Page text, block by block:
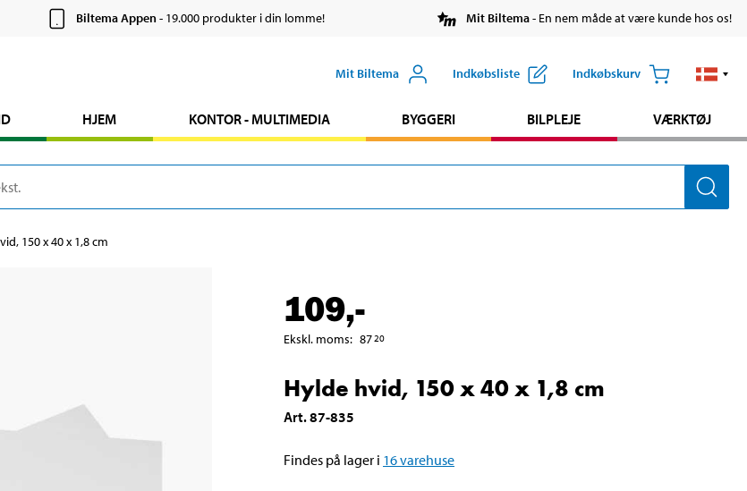
Biltema Appen- 19.000 produkter i din lomme! Mit Biltema- En nem måde at være kunde hos os!
Mit Biltema Indkøbsliste Indkøbskurv
HJEM KONTOR - MULTIMEDIA BYGGERI BILPLEJE VÆRKTØJ
150 x 40 x 1,8 cm
109,-
Ekskl. moms: 87 20
Hylde hvid, 150 x 40 x 1,8 cm
Art.87-835
Findes på lager i 16varehuse